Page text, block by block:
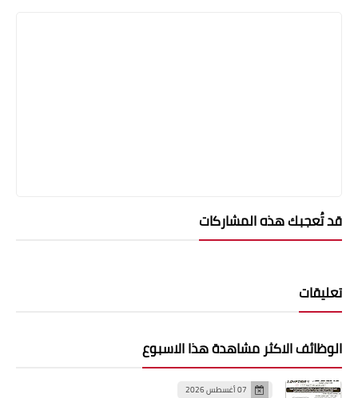
قد تُعجبك هذه المشاركات
تعليقات
الوظائف الاكثر مشاهدة هذا الاسبوع
07 أغسطس 2026